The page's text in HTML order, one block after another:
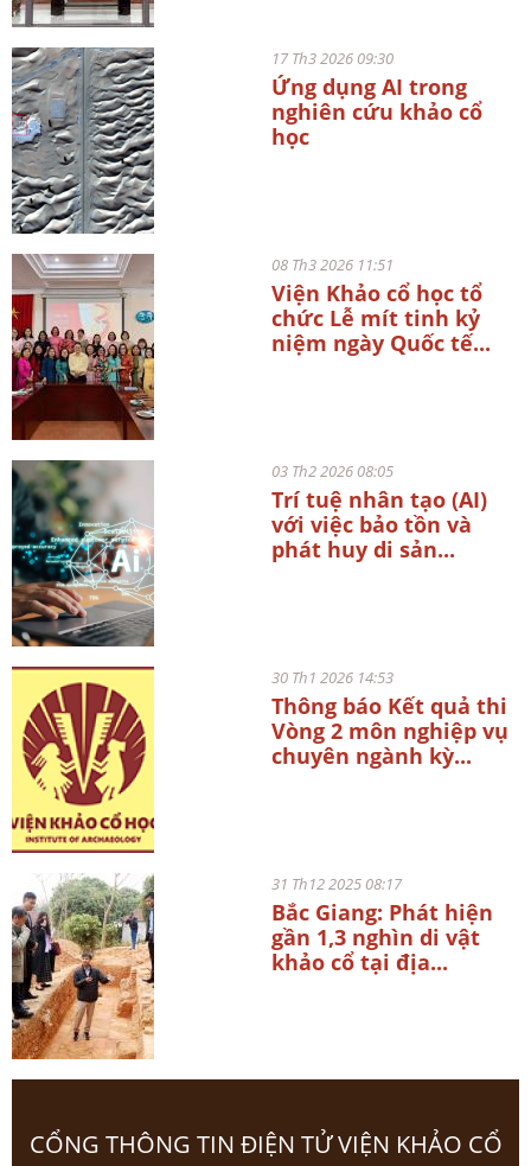
17 Th3 2026 09:30
Ứng dụng AI trong
nghiên cứu khảo cổ
học
08 Th3 2026 11:51
Viện Khảo cổ học tổ
chức Lễ mít tinh kỷ
niệm ngày Quốc tế...
03 Th2 2026 08:05
Trí tuệ nhân tạo (AI)
với việc bảo tồn và
phát huy di sản...
30 Th1 2026 14:53
Thông báo Kết quả thi
Vòng 2 môn nghiệp vụ
chuyên ngành kỳ...
31 Th12 2025 08:17
Bắc Giang: Phát hiện
gần 1,3 nghìn di vật
khảo cổ tại địa...
CỔNG THÔNG TIN ĐIỆN TỬ VIỆN KHẢO CỔ